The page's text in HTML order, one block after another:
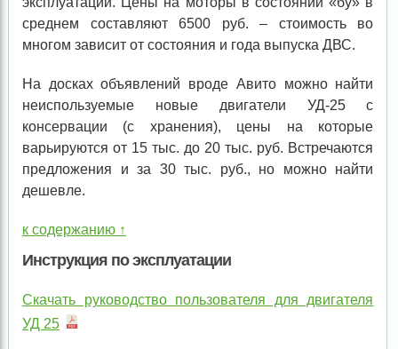
среднем составляют 6500 руб. – стоимость во
многом зависит от состояния и года выпуска ДВС.
На досках объявлений вроде Авито можно найти
неиспользуемые новые двигатели УД-25 с
консервации (с хранения), цены на которые
варьируются от 15 тыс. до 20 тыс. руб. Встречаются
предложения и за 30 тыс. руб., но можно найти
дешевле.
к содержанию ↑
Инструкция по эксплуатации
Скачать руководство пользователя для двигателя
УД 25